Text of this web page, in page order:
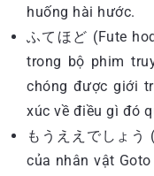
huống hài hước.
ふてほど (Fute
trong bộ phim
chóng được giới
xúc về điều gì đó
もうええでしょう
của nhân vật